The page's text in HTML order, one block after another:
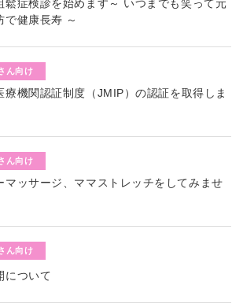
鬆症検診を始めます～ いつまでも笑って元
で健康長寿 ～
ん向け
療機関認証制度（JMIP）の認証を取得しま
ん向け
マッサージ、ママストレッチをしてみませ
ん向け
について